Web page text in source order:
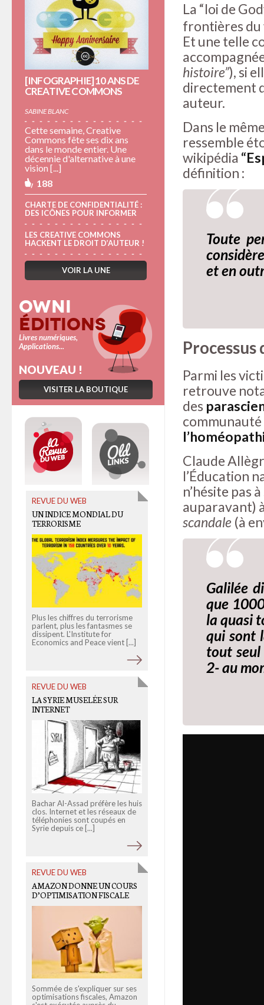
La “loi de
frontières du
Et une telle
histoire”), si
directement
auteur.
Dans le
ressemble
wikipédia
définition :
Toute
et en
Parmi les
retrouve
des
communauté
Claude
l’Éducation
n’hésite pas
auparavant)
scandale (à
Galilée
que
la quasi
qui sont
tout seul
2- au
[INFOGRAPHIE] 10 ANS DE
CREATIVE COMMONS
SABINE BLANC
Cette semaine, Creative
Commons fête ses dix ans
dans le monde entier. Une
décennie d'alternative à une
vision [...]
188
CHARTE DE CONFIDENTIALITÉ :
DES ICÔNES POUR INFORMER
LES CREATIVE COMMONS
HACKENT LE DROIT D’AUTEUR !
VOIR LA UNE
Owni
Éditions
Livres numériques,
Applications...
NOUVEAU !
VISITER LA BOUTIQUE
REVUE DU WEB
UN INDICE MONDIAL DU
TERRORISME
Plus les chiffres du terrorisme
parlent, plus les fantasmes se
dissipent. L'Institute for
Economics and Peace vient [...]
REVUE DU WEB
LA SYRIE MUSELÉE SUR
INTERNET
Bachar Al-Assad préfère les huis
clos. Internet et les réseaux de
téléphonies sont coupés en
Syrie depuis ce [...]
REVUE DU WEB
AMAZON DONNE UN COURS
D’OPTIMISATION FISCALE
Sommée de s'expliquer sur ses
optimisations fiscales, Amazon
GARANTIR LES LIBERTÉS
NUMÉRIQUES PAR LA
Protéger le droit d'auteur ne
peut justifier une coupure
d'accès Internet. Il faut
maintenant que les partis [...]